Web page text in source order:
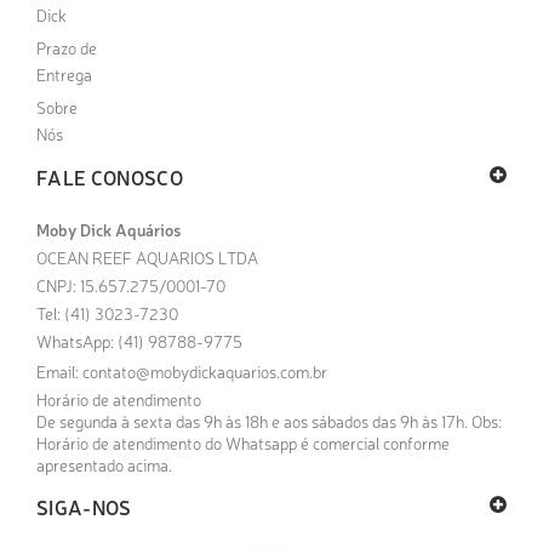
Dick
Prazo de
Entrega
Sobre
Nós
FALE CONOSCO
Moby Dick Aquários
OCEAN REEF AQUARIOS LTDA
CNPJ: 15.657.275/0001-70
Tel: (41) 3023-7230
WhatsApp: (41) 98788-9775
Email: contato@mobydickaquarios.com.br
Horário de atendimento
De segunda à sexta das 9h às 18h e aos sábados das 9h às 17h. Obs:
Horário de atendimento do Whatsapp é comercial conforme
apresentado acima.
SIGA-NOS